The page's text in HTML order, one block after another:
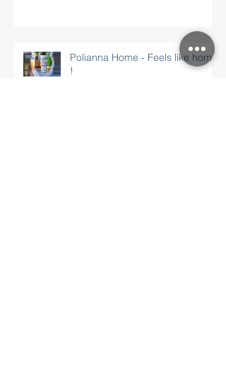
Polianna Home - Feels like home
!